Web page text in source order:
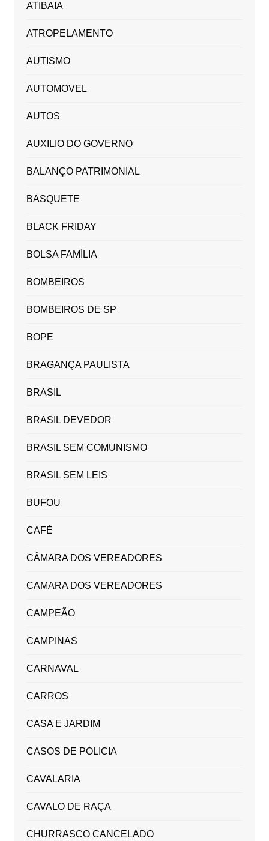
ATIBAIA
ATROPELAMENTO
AUTISMO
AUTOMOVEL
AUTOS
AUXILIO DO GOVERNO
BALANÇO PATRIMONIAL
BASQUETE
BLACK FRIDAY
BOLSA FAMÍLIA
BOMBEIROS
BOMBEIROS DE SP
BOPE
BRAGANÇA PAULISTA
BRASIL
BRASIL DEVEDOR
BRASIL SEM COMUNISMO
BRASIL SEM LEIS
BUFOU
CAFÉ
CÂMARA DOS VEREADORES
CAMARA DOS VEREADORES
CAMPEÃO
CAMPINAS
CARNAVAL
CARROS
CASA E JARDIM
CASOS DE POLICIA
CAVALARIA
CAVALO DE RAÇA
CHURRASCO CANCELADO